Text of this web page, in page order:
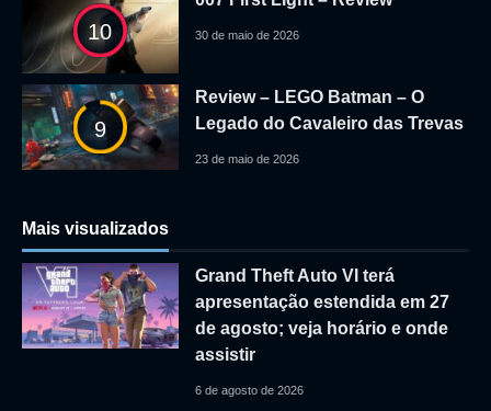
10 30 de maio de 2026
9
Review – LEGO Batman – O
Legado do Cavaleiro das Trevas
23 de maio de 2026
Mais visualizados
Grand Theft Auto VI terá
apresentação estendida em 27
de agosto; veja horário e onde
assistir
6 de agosto de 2026